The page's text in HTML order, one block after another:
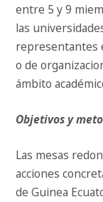
entre 5 y 9
las
representantes
o de
ámbito
Objetivos y
Las mesas
acciones
de Guinea